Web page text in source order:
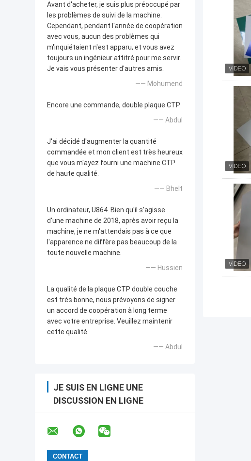
Avant d'acheter, je suis plus préoccupé par
les problèmes de suivi de la machine.
Cependant, pendant l'année de coopération
avec vous, aucun des problèmes qui
m'inquiétaient n'est apparu, et vous avez
toujours un ingénieur attitré pour me servir.
Je vais vous présenter d'autres amis.
—— Mohumend
Encore une commande, double plaque CTP.
—— Abdul
J'ai décidé d'augmenter la quantité
commandée et mon client est très heureux
que vous m'ayez fourni une machine CTP
de haute qualité.
—— Bhelt
Un ordinateur, U864. Bien qu'il s'agisse
d'une machine de 2018, après avoir reçu la
machine, je ne m'attendais pas à ce que
l'apparence ne diffère pas beaucoup de la
toute nouvelle machine.
—— Hussien
La qualité de la plaque CTP double couche
est très bonne, nous prévoyons de signer
un accord de coopération à long terme
avec votre entreprise. Veuillez maintenir
cette qualité.
—— Abdul
JE SUIS EN LIGNE UNE
DISCUSSION EN LIGNE